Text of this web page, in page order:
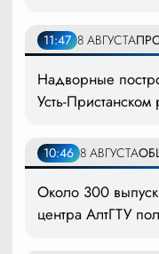
11:47 8 АВГУСТА
Надворные
Усть-Пристанском
10:46 8 АВГУСТА
Около 300
центра АлтГТУ